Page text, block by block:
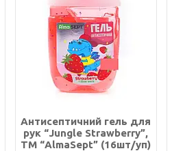
Антисептичний гель для
рук “Jungle Strawberry”,
ТМ “AlmaSept” (16шт/уп)